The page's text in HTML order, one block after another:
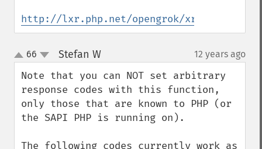
http://lxr.php.net/opengrok/xref/PHP_5_4/
up
down
66 Stefan W¶ 12 years ago
Note that you can NOT set arbitrary
response codes with this function,
only those that are known to PHP (or
the SAPI PHP is running on).
The following codes currently work as